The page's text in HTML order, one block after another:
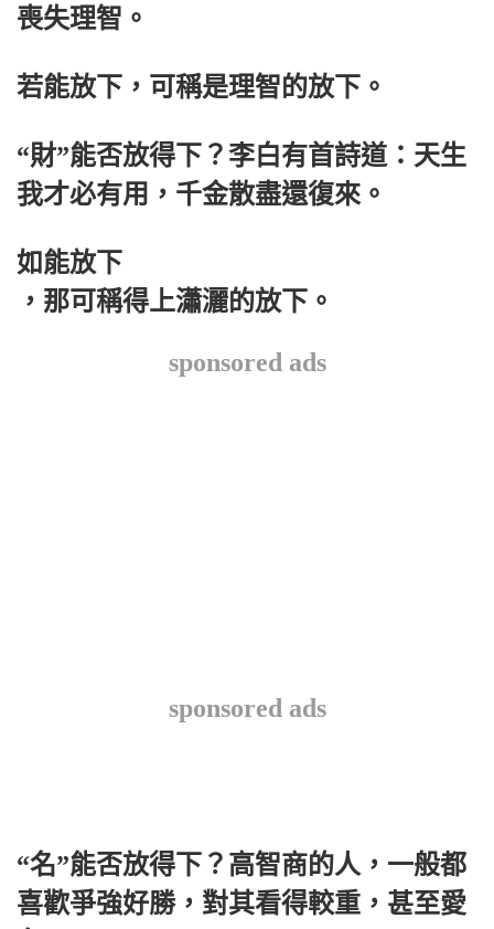
喪失理智。
若能放下，可稱是理智的放下。
“財”能否放得下？李白有首詩道：天生
我才必有用，千金散盡還復來。
如能放下
，那可稱得上瀟灑的放下。
sponsored ads
sponsored ads
“名”能否放得下？高智商的人，一般都
喜歡爭強好勝，對其看得較重，甚至愛